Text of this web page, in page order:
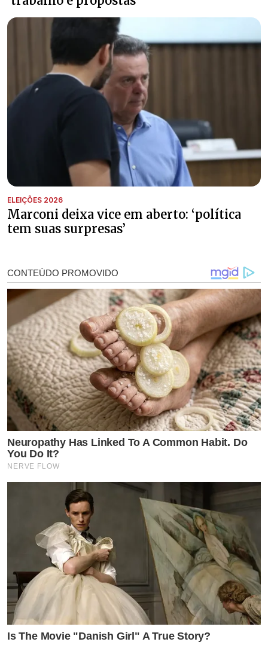
ELEIÇÕES 2026
Marconi deixa vice em aberto: ‘política
tem suas surpresas’